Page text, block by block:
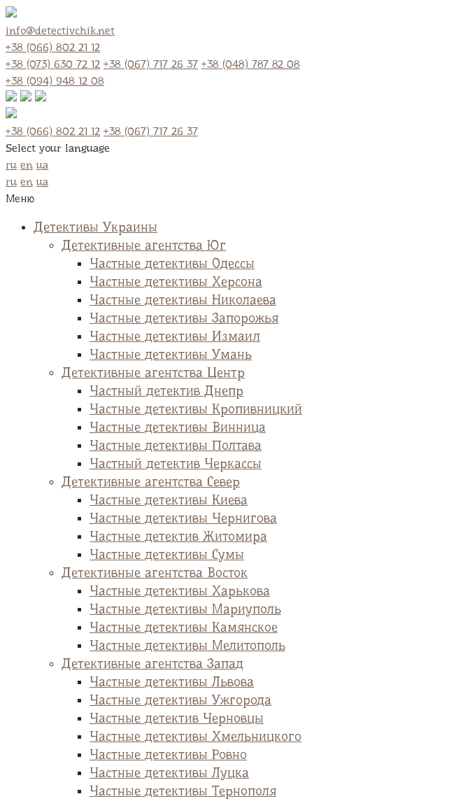
info@detectivchik.net
+38 (066) 802 21 12
+38 (073) 630 72 12 +38 (067) 717 26 37 +38 (048) 787 82 08
+38 (094) 948 12 08
+38 (066) 802 21 12 +38 (067) 717 26 37
Select your language
ru en ua
ru en ua
Меню
Детективы Украины
Детективные агентства Юг
Частные детективы Одессы
Частные детективы Херсона
Частные детективы Николаева
Частные детективы Запорожья
Частные детективы Измаил
Частные детективы Умань
Детективные агентства Центр
Частный детектив Днепр
Частные детективы Кропивницкий
Частные детективы Винница
Частные детективы Полтава
Частный детектив Черкассы
Детективные агентства Север
Частные детективы Киева
Частные детективы Чернигова
Частные детектив Житомира
Частные детективы Сумы
Детективные агентства Восток
Частные детективы Харькова
Частные детективы Мариуполь
Частные детективы Камянское
Частные детективы Мелитополь
Детективные агентства Запад
Частные детективы Львова
Частные детективы Ужгорода
Частные детектив Черновцы
Частные детективы Хмельницкого
Частные детективы Ровно
Частные детективы Луцка
Частные детективы Тернополя